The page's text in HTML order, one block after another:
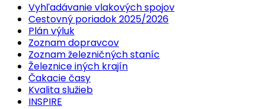
Vyhľadávanie vlakových spojov
Cestovný poriadok 2025/2026
Plán výluk
Zoznam dopravcov
Zoznam železničných staníc
Železnice iných krajín
Čakacie časy
Kvalita služieb
INSPIRE